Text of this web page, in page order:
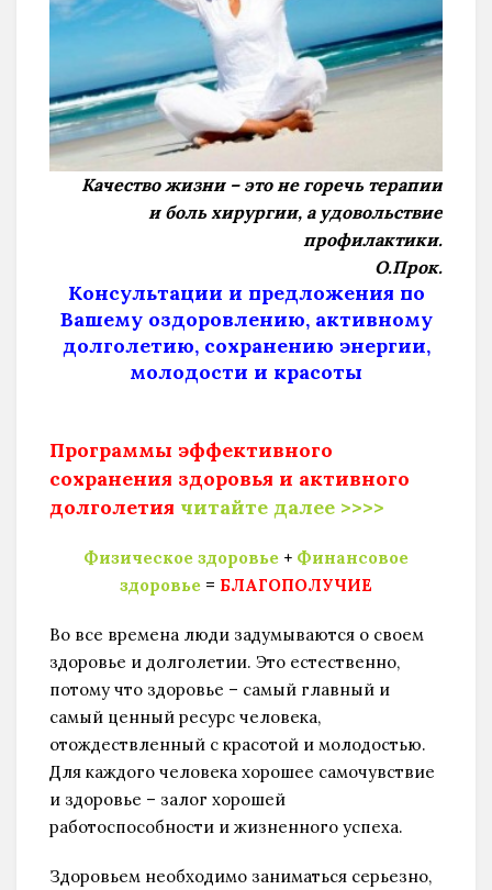
Качество жизни – это не горечь терапии
и боль хирургии, а удовольствие
профилактики.
О.Прок.
Консультации и предложения по
Вашему оздоровлению, активному
долголетию, сохранению энергии,
молодости и красоты
Программы эффективного
сохранения здоровья и активного
долголетия читайте далее >>>>
Физическое здоровье + Финансовое
здоровье = БЛАГОПОЛУЧИЕ
Во все времена люди задумываются о своем
здоровье и долголетии. Это естественно,
потому что здоровье – самый главный и
самый ценный ресурс человека,
отождествленный с красотой и молодостью.
Для каждого человека хорошее самочувствие
и здоровье – залог хорошей
работоспособности и жизненного успеха.
Здоровьем необходимо заниматься серьезно,